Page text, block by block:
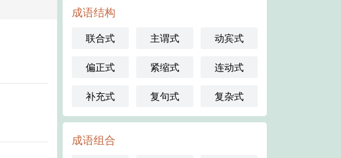
成语结构
联合式 主谓式 动宾式
偏正式 紧缩式 连动式
补充式 复句式 复杂式
成语组合